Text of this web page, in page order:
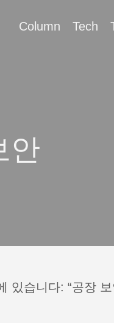
Column Tech
안
있습니다: “공장 보